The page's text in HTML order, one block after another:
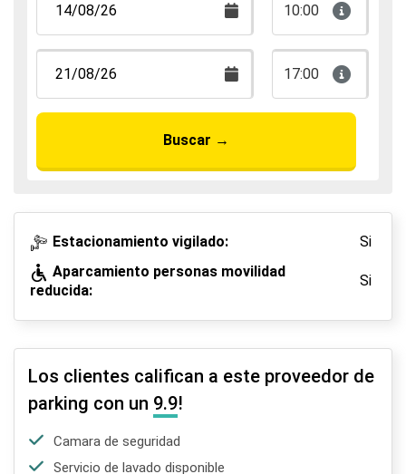
10:00
17:00
Buscar →
Estacionamiento vigilado:
Si
Aparcamiento personas movilidad
reducida:
Si
Los clientes califican a este proveedor de
parking con un 9.9!
Camara de seguridad
Servicio de lavado disponible